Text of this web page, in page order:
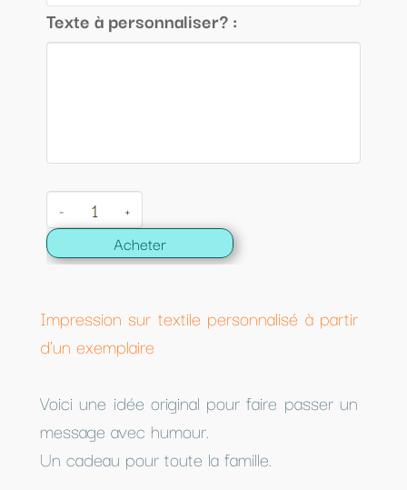
Texte à personnaliser? :
- +
Acheter
Impression sur textile personnalisé à partir
d'un exemplaire
Voici une idée original pour faire passer un
message avec humour.
Un cadeau pour toute la famille.